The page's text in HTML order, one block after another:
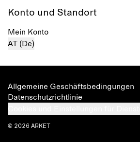
Konto und Standort
Mein Konto
AT (De)
Allgemeine Geschäftsbedingungen
Datenschutzrichtlinie
© 2026 ARKET